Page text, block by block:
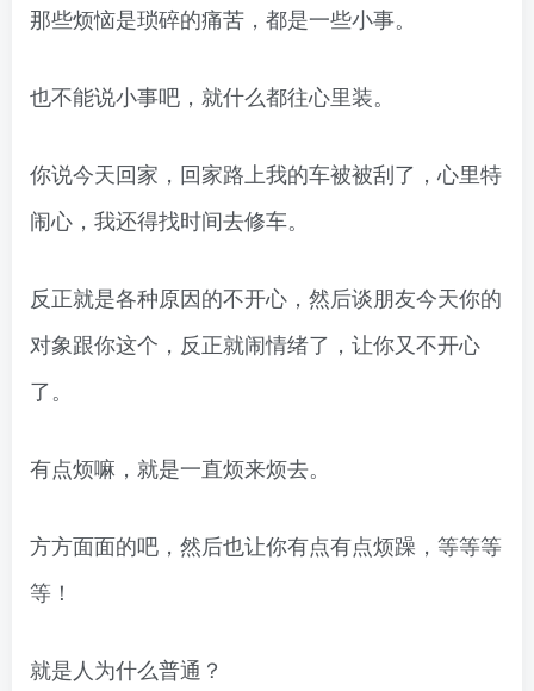
那些烦恼是琐碎的痛苦，都是一些小事。
也不能说小事吧，就什么都往心里装。
你说今天回家，回家路上我的车被被刮了，心里特
闹心，我还得找时间去修车。
反正就是各种原因的不开心，然后谈朋友今天你的
对象跟你这个，反正就闹情绪了，让你又不开心
了。
有点烦嘛，就是一直烦来烦去。
方方面面的吧，然后也让你有点有点烦躁，等等等
等！
就是人为什么普通？